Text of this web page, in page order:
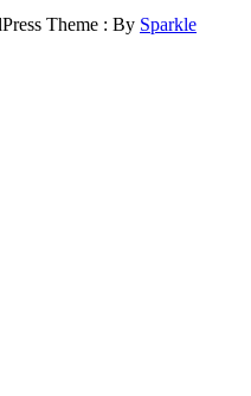
Theme : By Sparkle